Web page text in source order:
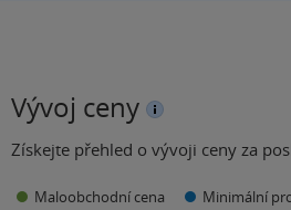
Vývoj ceny
Získejte přehled o vývoji ceny za
Maloobchodní cena Minimální